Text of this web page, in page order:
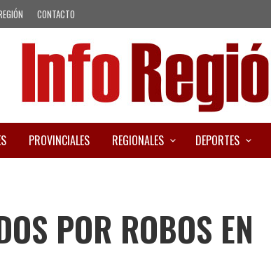
CONTACTO
PROVINCIALES REGIONALES DEPORTES
POR ROBOS EN